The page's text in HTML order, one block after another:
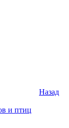
Назад
и птиц